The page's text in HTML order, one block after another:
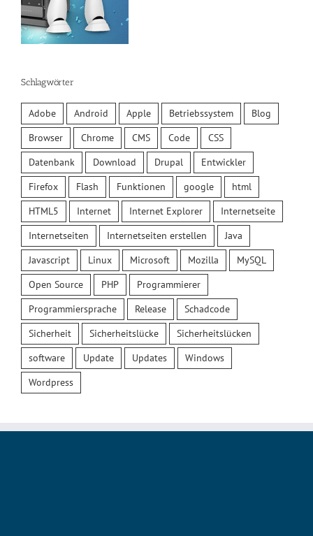
Schlagwörter
Adobe Android Apple Betriebssystem
Blog
Browser
Chrome CMS Code
CSS
Datenbank
Download Drupal
Entwickler
Firefox
Flash Funktionen google
html
HTML5
Internet Internet Explorer
Internetseite
Internetseiten
Internetseiten erstellen
Java
Javascript
Linux Microsoft Mozilla
MySQL
Open Source
PHP
Programmierer
Programmiersprache
Release
Schadcode
Sicherheit
Sicherheitslücke
Sicherheitslücken
software
Update Updates
Windows
Wordpress